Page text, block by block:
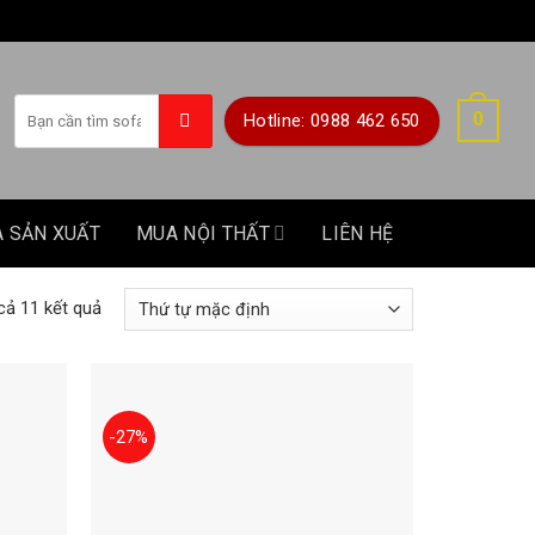
kiếm:
Hotline: 0988 462 650 0
SẢN XUẤT MUA NỘI THẤT LIÊN HỆ
11 kết quả
-27%